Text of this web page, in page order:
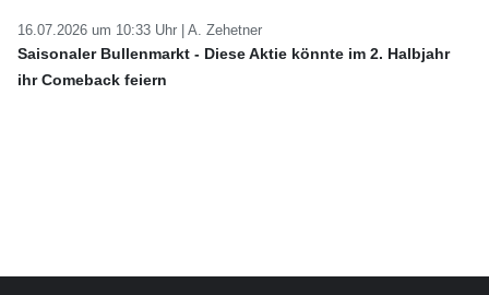
16.07.2026 um 10:33 Uhr | A. Zehetner
Saisonaler Bullenmarkt - Diese Aktie könnte im 2. Halbjahr
ihr Comeback feiern